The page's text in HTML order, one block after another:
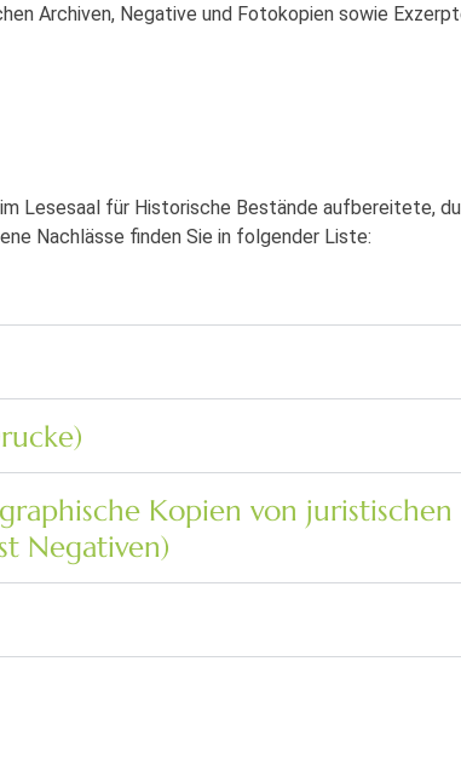
Archiven, Negative und Fotokopien sowie
Lesesaal für Historische Bestände aufbereitete,
Nachlässe finden Sie in folgender Liste:
Kopien von juristischen
Negativen)